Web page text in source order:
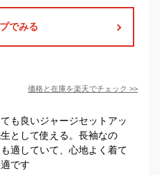
でみる
価格と在庫を楽天でチェック >>
も良いジャージセットアッ
として使える。長袖なの
適していて、心地よく着て
です